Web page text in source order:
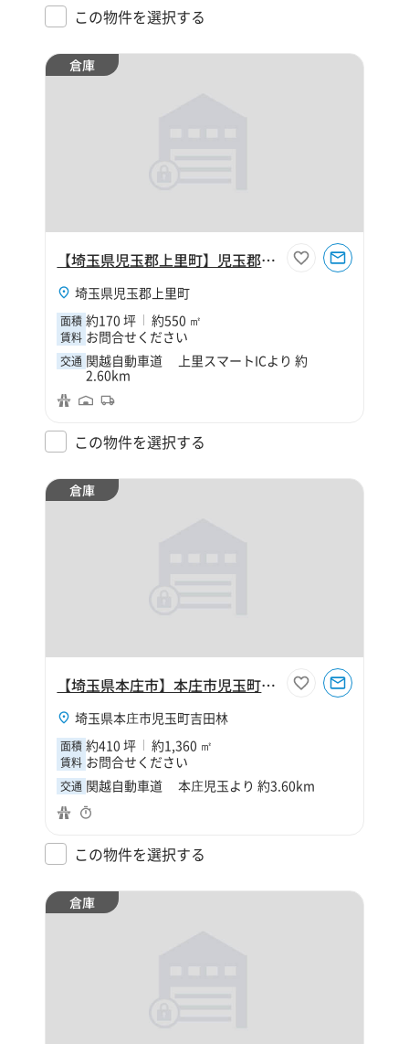
この物件を選択する
倉庫
【埼玉県児玉郡上里町】児玉郡上里町大字金久保170坪倉庫
埼玉県児玉郡上里町
面積 約170 坪 約550 ㎡
賃料 お問合せください
交通 関越自動車道 上里スマートICより 約
2.60km
この物件を選択する
倉庫
【埼玉県本庄市】本庄市児玉町吉田林410坪倉庫
埼玉県本庄市児玉町吉田林
面積 約410 坪 約1,360 ㎡
賃料 お問合せください
交通 関越自動車道 本庄児玉より 約3.60km
この物件を選択する
倉庫